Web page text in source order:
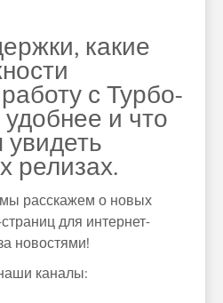
какие
с Турбо-
и что
увидеть
релизах.
расскажем о новых
для интернет-
новостями!
каналы: